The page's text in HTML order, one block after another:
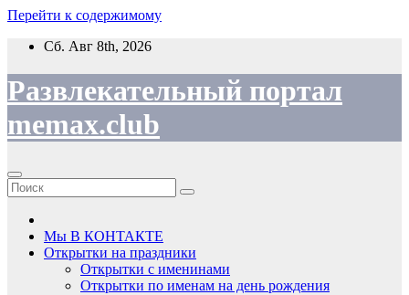
Перейти к содержимому
Сб. Авг 8th, 2026
Развлекательный портал
memax.club
Мы В КОНТАКТЕ
Открытки на праздники
Открытки с именинами
Открытки по именам на день рождения